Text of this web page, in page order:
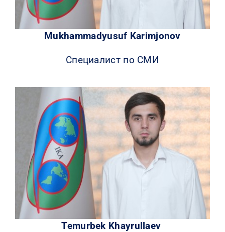
Mukhammadyusuf Karimjonov
Специалист по СМИ
Temurbek Khayrullaev